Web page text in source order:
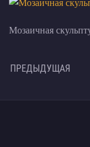
Мозаичная
ПРЕДЫДУЩАЯ